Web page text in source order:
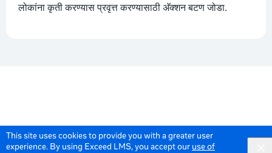
This site uses cookies to provide you with a greater user
experience. By using Exceed LMS, you accept our use of
लोकांना कृती करण्यास प्रवृत्त करण्यासाठी अ‍ॅक्शन बटण जोडा.